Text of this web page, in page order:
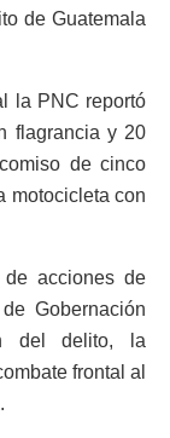
de Guatemala
la PNC reportó
flagrancia y 20
de cinco
motocicleta con
de acciones de
Gobernación
del delito, la
frontal al